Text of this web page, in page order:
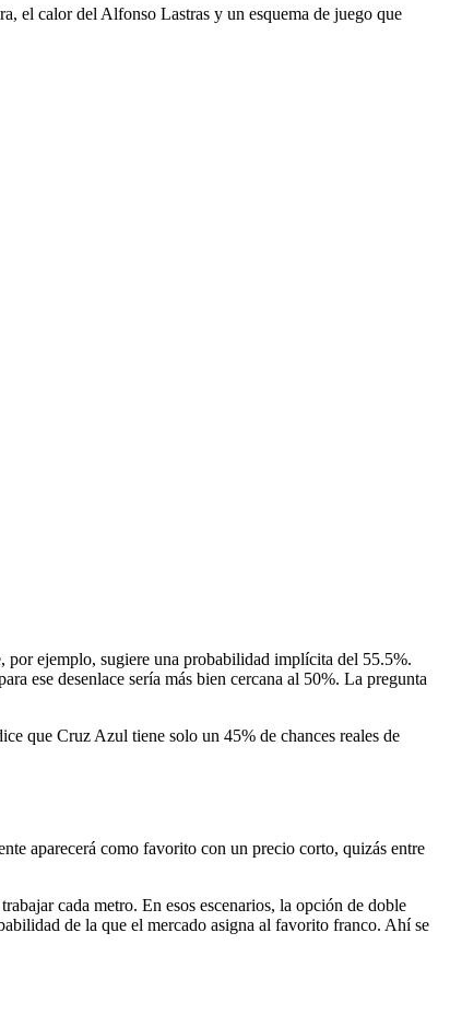
el calor del Alfonso Lastras y un esquema de juego que
ejemplo, sugiere una probabilidad implícita del 55.5%.
ese desenlace sería más bien cercana al 50%. La pregunta
que Cruz Azul tiene solo un 45% de chances reales de
aparecerá como favorito con un precio corto, quizás entre
cada metro. En esos escenarios, la opción de doble
de la que el mercado asigna al favorito franco. Ahí se